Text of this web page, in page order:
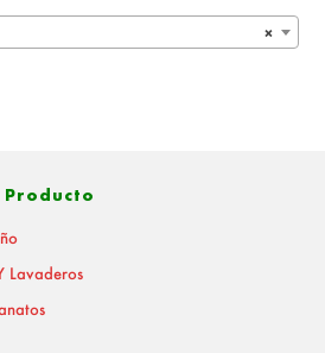
×
Producto
Lavaderos